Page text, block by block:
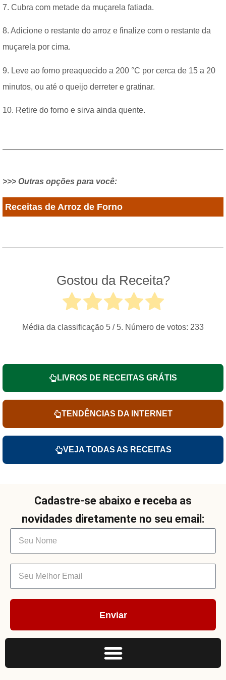
7. Cubra com metade da muçarela fatiada.
8. Adicione o restante do arroz e finalize com o restante da
muçarela por cima.
9. Leve ao forno preaquecido a 200 °C por cerca de 15 a 20
minutos, ou até o queijo derreter e gratinar.
10. Retire do forno e sirva ainda quente.
>>> Outras opções para você:
Receitas de Arroz de Forno
Gostou da Receita?
Média da classificação 5 / 5. Número de votos: 233
LIVROS DE RECEITAS GRÁTIS
TENDÊNCIAS DA INTERNET
VEJA TODAS AS RECEITAS
Cadastre-se abaixo e receba as
novidades diretamente no seu email:
Enviar